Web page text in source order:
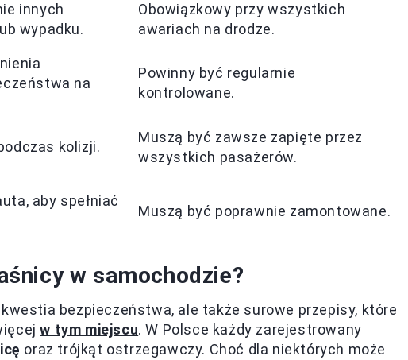
innych
wypadku.
Obowiązkowy przy wszystkich
awariach na drodze.
na
Powinny być regularnie
kontrolowane.
kolizji.
Muszą być zawsze zapięte przez
wszystkich pasażerów.
aby spełniać
Muszą być poprawnie zamontowane.
w samochodzie?
bezpieczeństwa, ale także surowe przepisy, które
w tym miejscu. W Polsce każdy zarejestrowany
oraz trójkąt ostrzegawczy. Choć dla niektórych może